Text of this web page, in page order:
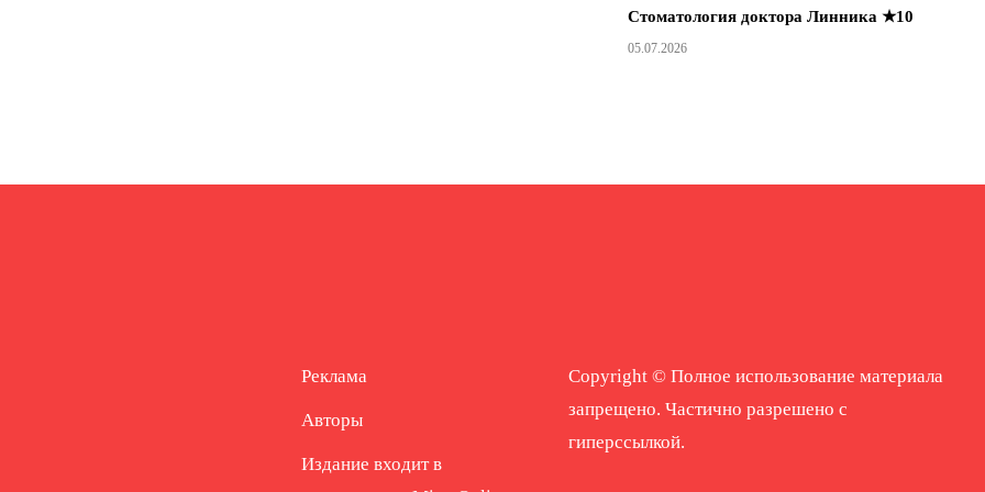
Стоматология доктора Линника ★10
05.07.2026
Реклама
Авторы
Издание входит в
Copyright © Полное использование материала
запрещено. Частично разрешено с
гиперссылкой.